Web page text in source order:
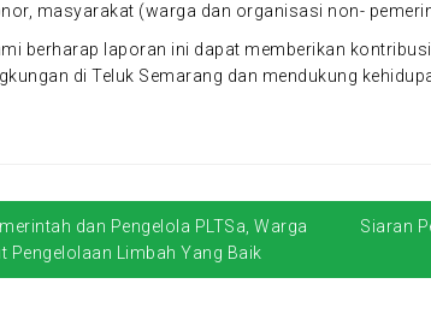
masyarakat (warga dan organisasi non-
berharap laporan ini dapat memberikan
di Teluk Semarang dan mendukung
dan Pengelola PLTSa, Warga
Pengelolaan Limbah Yang Baik
Siaran